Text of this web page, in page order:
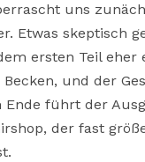
uns
Etwas skeptisch
ersten Teil eher
und der
Ende führt der
der fast